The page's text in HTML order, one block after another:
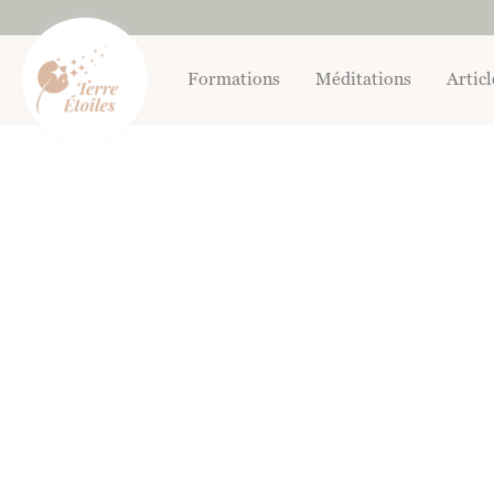
au
contenu
Formations Méditations